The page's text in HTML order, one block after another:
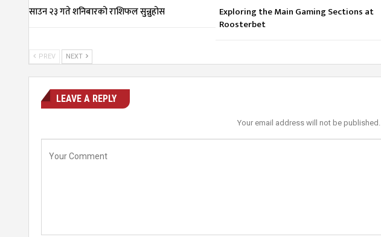
साउन २३ गते शनिबारको राशिफल सुन्नुहोस
Exploring the Main Gaming Sections at
Roosterbet
PREV NEXT
LEAVE A REPLY
Your email address will not be published.